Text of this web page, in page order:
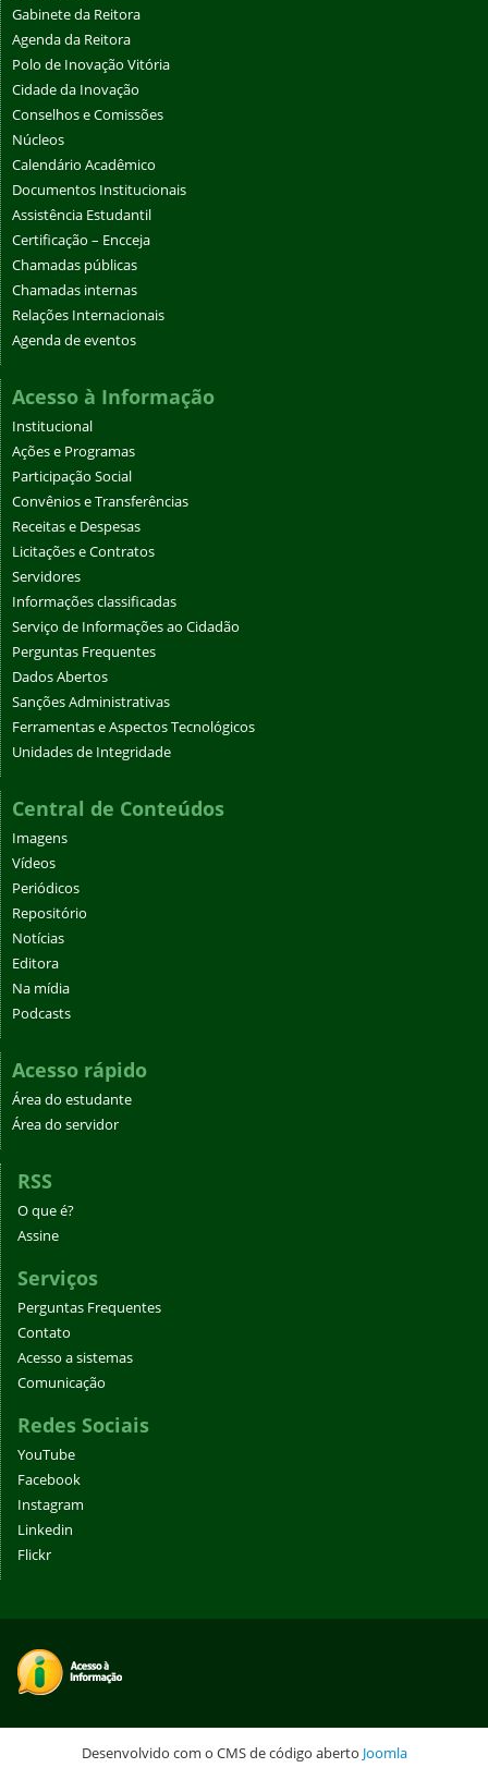
Gabinete da Reitora
Agenda da Reitora
Polo de Inovação Vitória
Cidade da Inovação
Conselhos e Comissões
Núcleos
Calendário Acadêmico
Documentos Institucionais
Assistência Estudantil
Certificação – Encceja
Chamadas públicas
Chamadas internas
Relações Internacionais
Agenda de eventos
Acesso à Informação
Institucional
Ações e Programas
Participação Social
Convênios e Transferências
Receitas e Despesas
Licitações e Contratos
Servidores
Informações classificadas
Serviço de Informações ao Cidadão
Perguntas Frequentes
Dados Abertos
Sanções Administrativas
Ferramentas e Aspectos Tecnológicos
Unidades de Integridade
Central de Conteúdos
Imagens
Vídeos
Periódicos
Repositório
Notícias
Editora
Na mídia
Podcasts
Acesso rápido
Área do estudante
Área do servidor
RSS
O que é?
Assine
Serviços
Perguntas Frequentes
Contato
Acesso a sistemas
Comunicação
Redes Sociais
YouTube
Facebook
Instagram
Linkedin
Flickr
Desenvolvido com o CMS de código aberto Joomla